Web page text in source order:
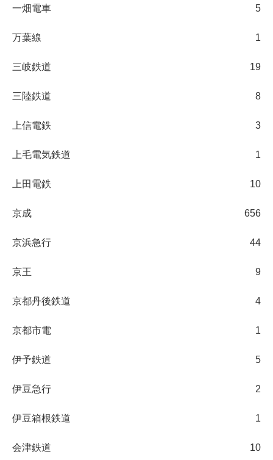
一畑電車 5
万葉線 1
三岐鉄道 19
三陸鉄道 8
上信電鉄 3
上毛電気鉄道 1
上田電鉄 10
京成 656
京浜急行 44
京王 9
京都丹後鉄道 4
京都市電 1
伊予鉄道 5
伊豆急行 2
伊豆箱根鉄道 1
会津鉄道 10